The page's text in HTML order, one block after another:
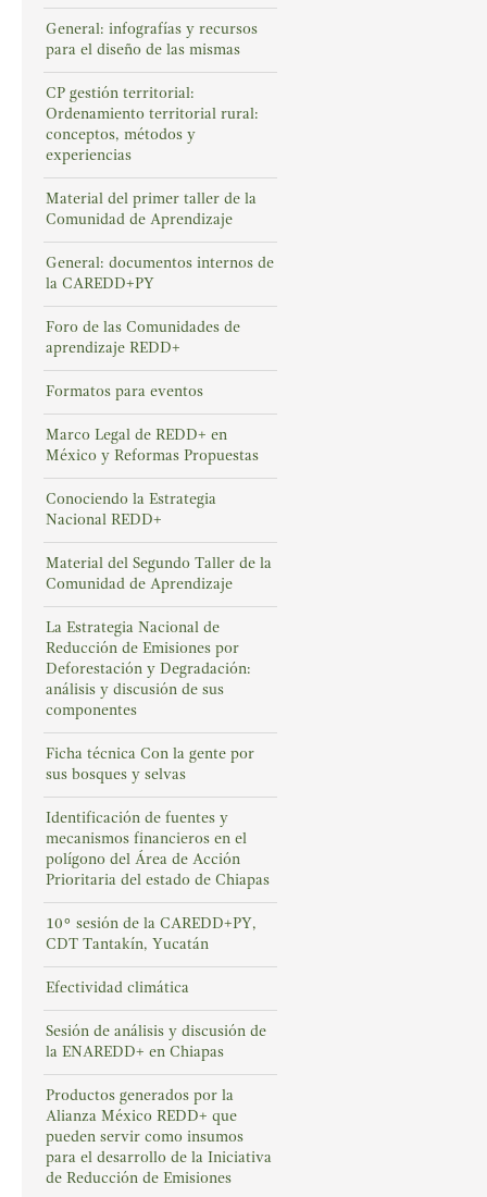
General: infografías y recursos
para el diseño de las mismas
CP gestión territorial:
Ordenamiento territorial rural:
conceptos, métodos y
experiencias
Material del primer taller de la
Comunidad de Aprendizaje
General: documentos internos de
la CAREDD+PY
Foro de las Comunidades de
aprendizaje REDD+
Formatos para eventos
Marco Legal de REDD+ en
México y Reformas Propuestas
Conociendo la Estrategia
Nacional REDD+
Material del Segundo Taller de la
Comunidad de Aprendizaje
La Estrategia Nacional de
Reducción de Emisiones por
Deforestación y Degradación:
análisis y discusión de sus
componentes
Ficha técnica Con la gente por
sus bosques y selvas
Identificación de fuentes y
mecanismos financieros en el
polígono del Área de Acción
Prioritaria del estado de Chiapas
10° sesión de la CAREDD+PY,
CDT Tantakín, Yucatán
Efectividad climática
Sesión de análisis y discusión de
la ENAREDD+ en Chiapas
Productos generados por la
Alianza México REDD+ que
pueden servir como insumos
para el desarrollo de la Iniciativa
de Reducción de Emisiones